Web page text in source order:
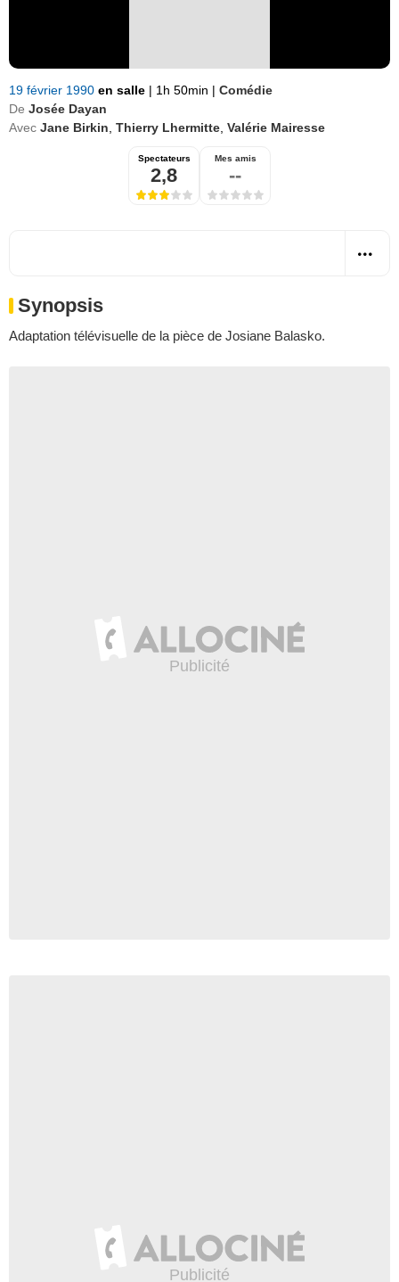
19 février 1990 en salle | 1h 50min | Comédie
De Josée Dayan
Avec Jane Birkin Thierry Lhermitte Valérie Mairesse
Spectateurs
2,8
Mes amis
--
Synopsis
Adaptation télévisuelle de la pièce de Josiane Balasko.